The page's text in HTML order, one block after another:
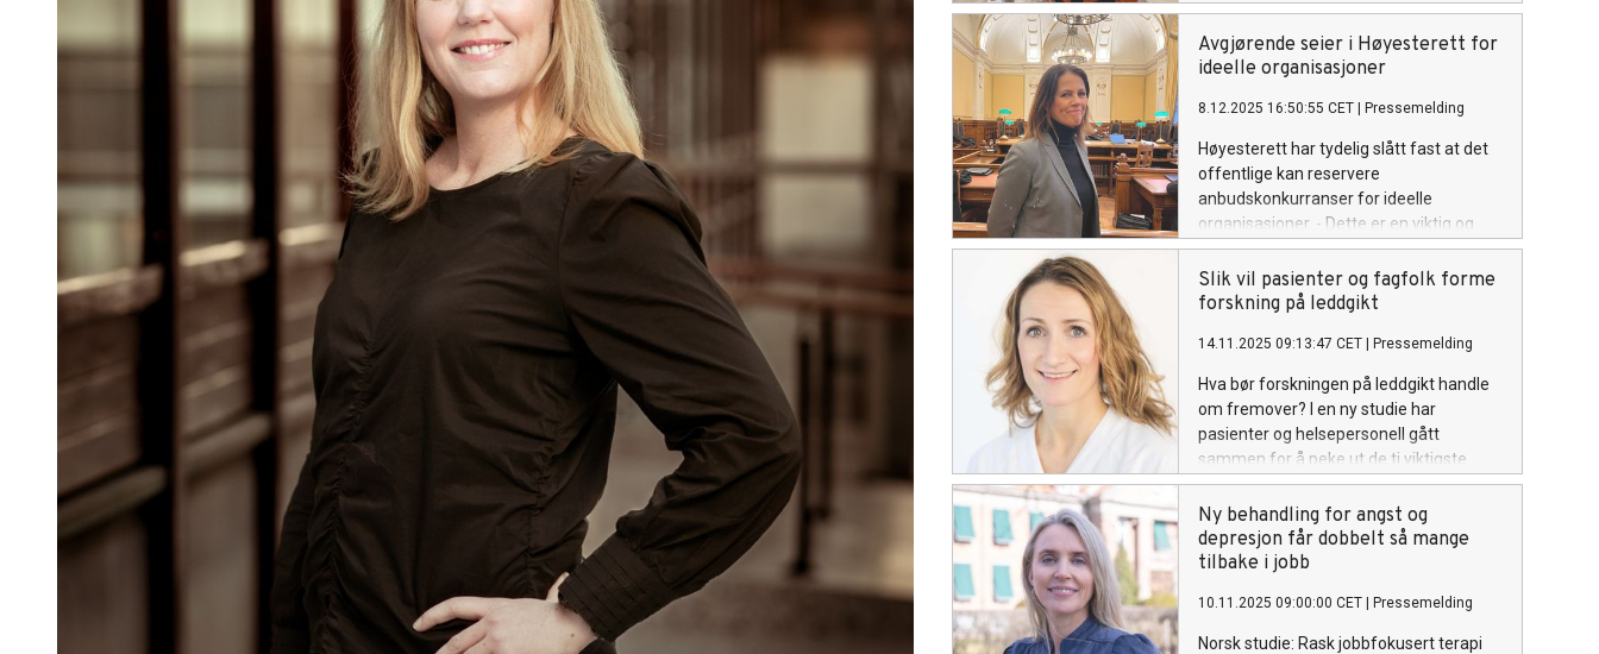
Avgjørende seier i Høyesterett for
ideelle organisasjoner
8.12.2025 16:50:55 CET Pressemelding
Høyesterett har tydelig slått fast at det
offentlige kan reservere
anbudskonkurranser for ideelle
organisasjoner. - Dette er en viktig og
prinsipiell dom, sier Anita Ellefsen, leder i
Ideelt Nettverk.
Slik vil pasienter og fagfolk forme
forskning på leddgikt
14.11.2025 09:13:47 CET Pressemelding
Hva bør forskningen på leddgikt handle
om fremover? I en ny studie har
pasienter og helsepersonell gått
sammen for å peke ut de ti viktigste
spørsmålene for forskningen på feltet.
Øverst på listen står forebygging.
Ny behandling for angst og
depresjon får dobbelt så mange
tilbake i jobb
10.11.2025 09:00:00 CET Pressemelding
Norsk studie: Rask jobbfokusert terapi